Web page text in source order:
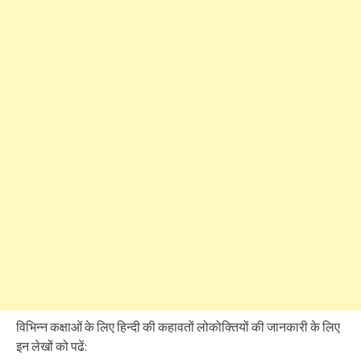
विभिन्न कक्षाओं के लिए हिन्दी की कहावतों लोकोक्तियों की जानकारी के लिए
इन लेखों को पढें: